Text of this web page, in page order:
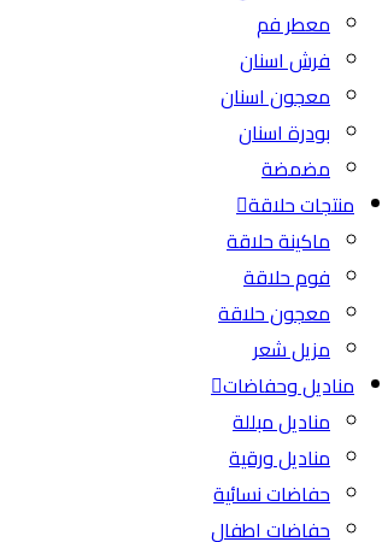
معطر فم
فرش اسنان
معجون اسنان
بودرة اسنان
مضمضة
منتجات حلاقة
ماكينة حلاقة
فوم حلاقة
معجون حلاقة
مزيل شعر
مناديل وحفاضات
مناديل مبللة
مناديل ورقية
حفاضات نسائية
حفاضات اطفال